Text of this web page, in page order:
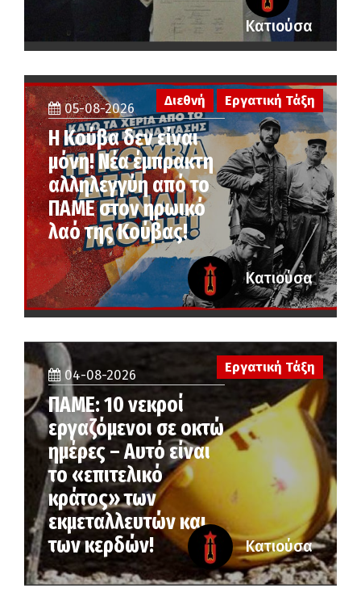
Κατιούσα
05-08-2026
Η Κούβα δεν είναι
μόνη! Νέα έμπρακτη
αλληλεγγύη από το
ΠΑΜΕ στον ηρωικό
λαό της Κούβας!
Διεθνή Εργατική Τάξη
Κατιούσα
04-08-2026
ΠΑΜΕ: 10 νεκροί
εργαζόμενοι σε οκτώ
ημέρες – Αυτό είναι
το «επιτελικό
κράτος» των
εκμεταλλευτών και
των κερδών!
Εργατική Τάξη
Κατιούσα